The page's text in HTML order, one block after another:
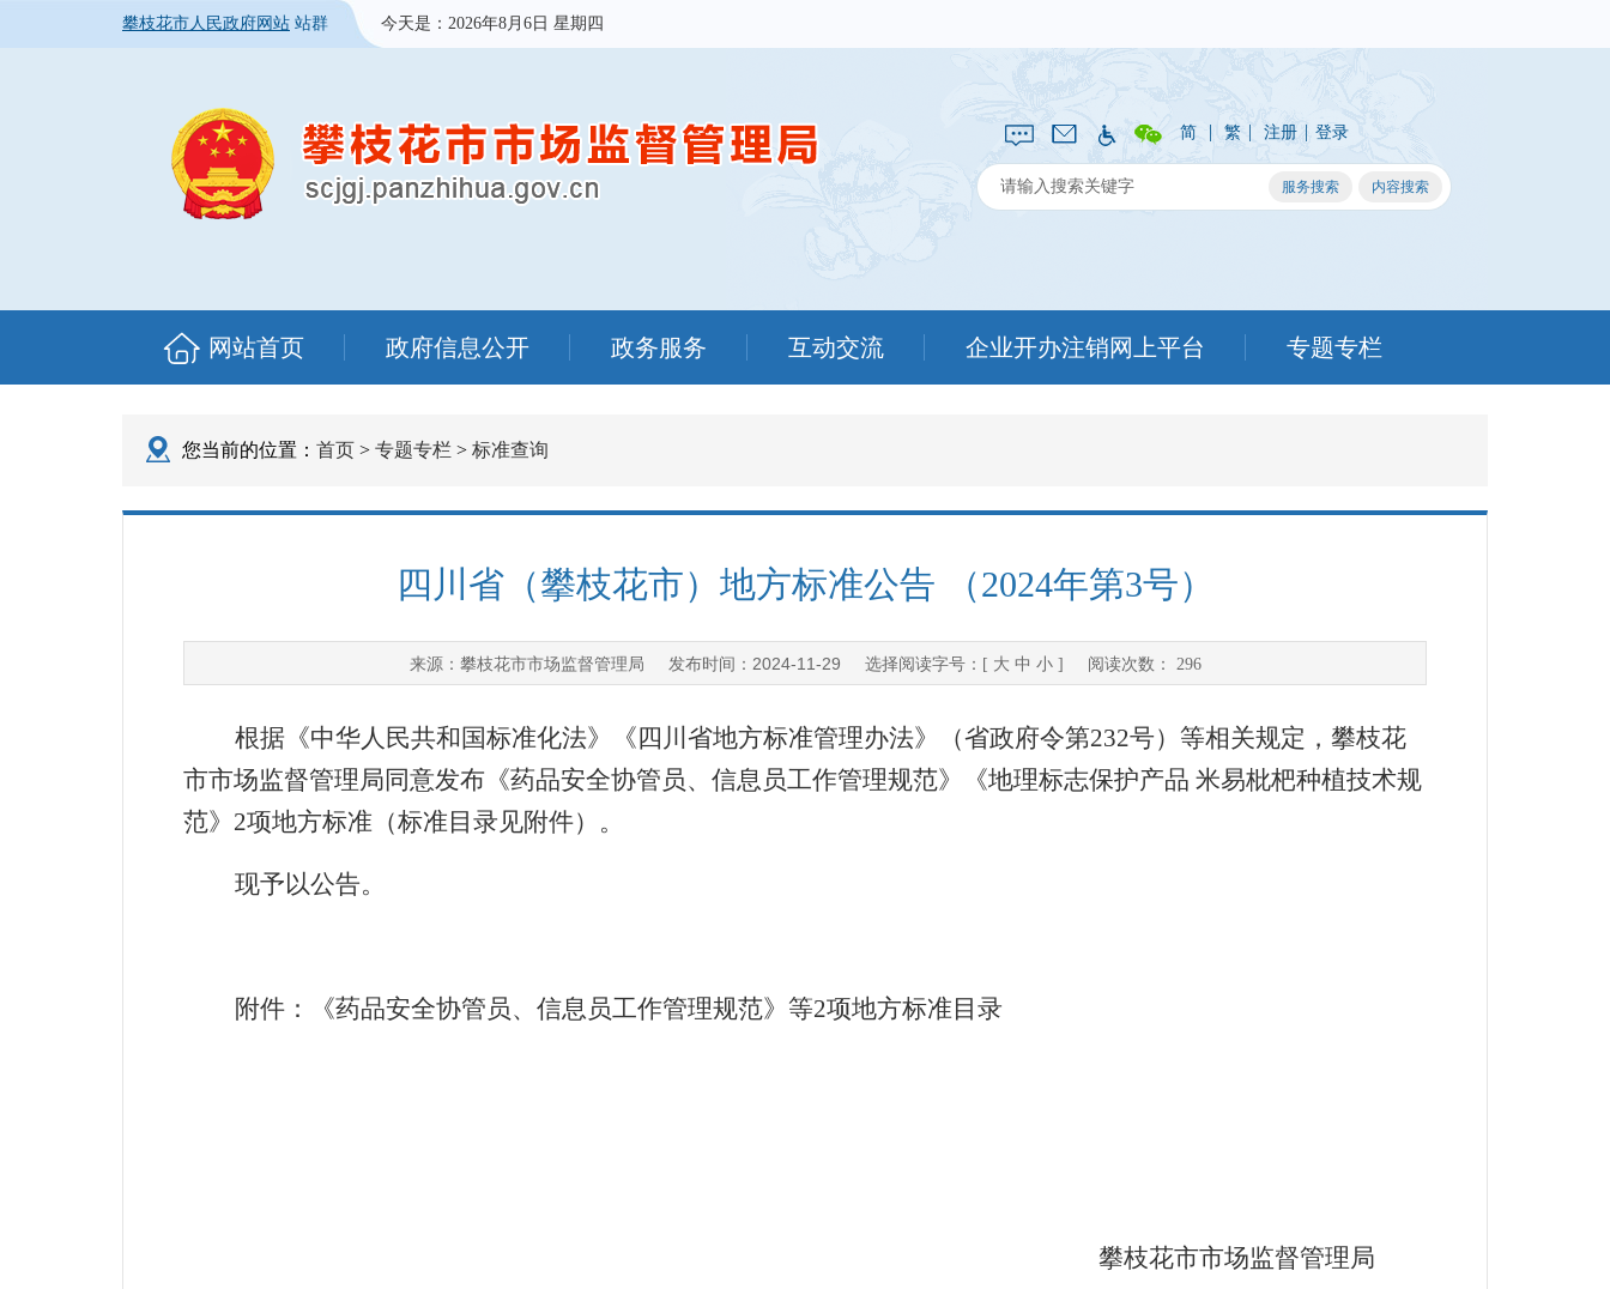
攀枝花市人民政府网站 站群 今天是： 2026年8月6日 星期四
简 | 繁 | 注册 | 登录
网站首页 政府信息公开 政务服务 互动交流 企业开办注销网上平台 专题专栏
您当前的位置： 首页 > 专题专栏 > 标准查询
四川省（攀枝花市）地方标准公告 （2024年第3号）
来源： 攀枝花市市场监督管理局 发布时间： 2024-11-29 选择阅读字号：[ 大 中 小] 阅读次数： 296
根据《中华人民共和国标准化法》《四川省地方标准管理办法》（省政府令第232号）等相关规定，攀枝花
市市场监督管理局同意发布《药品安全协管员、信息员工作管理规范》《地理标志保护产品 米易枇杷种植技术规
范》2项地方标准（标准目录见附件）。
现予以公告。
附件：《药品安全协管员、信息员工作管理规范》等2项地方标准目录
攀枝花市市场监督管理局